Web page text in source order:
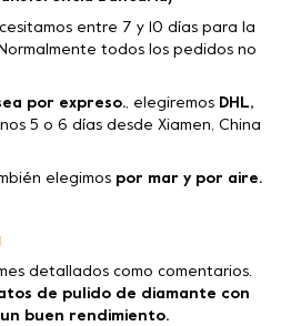
entre 7 y 10 días para la
todos los pedidos no
por expreso., elegiremos DHL,
5 o 6 días desde Xiamen, China
elegimos por mar y por aire.
detallados como comentarios.
de pulido de diamante con
buen rendimiento.